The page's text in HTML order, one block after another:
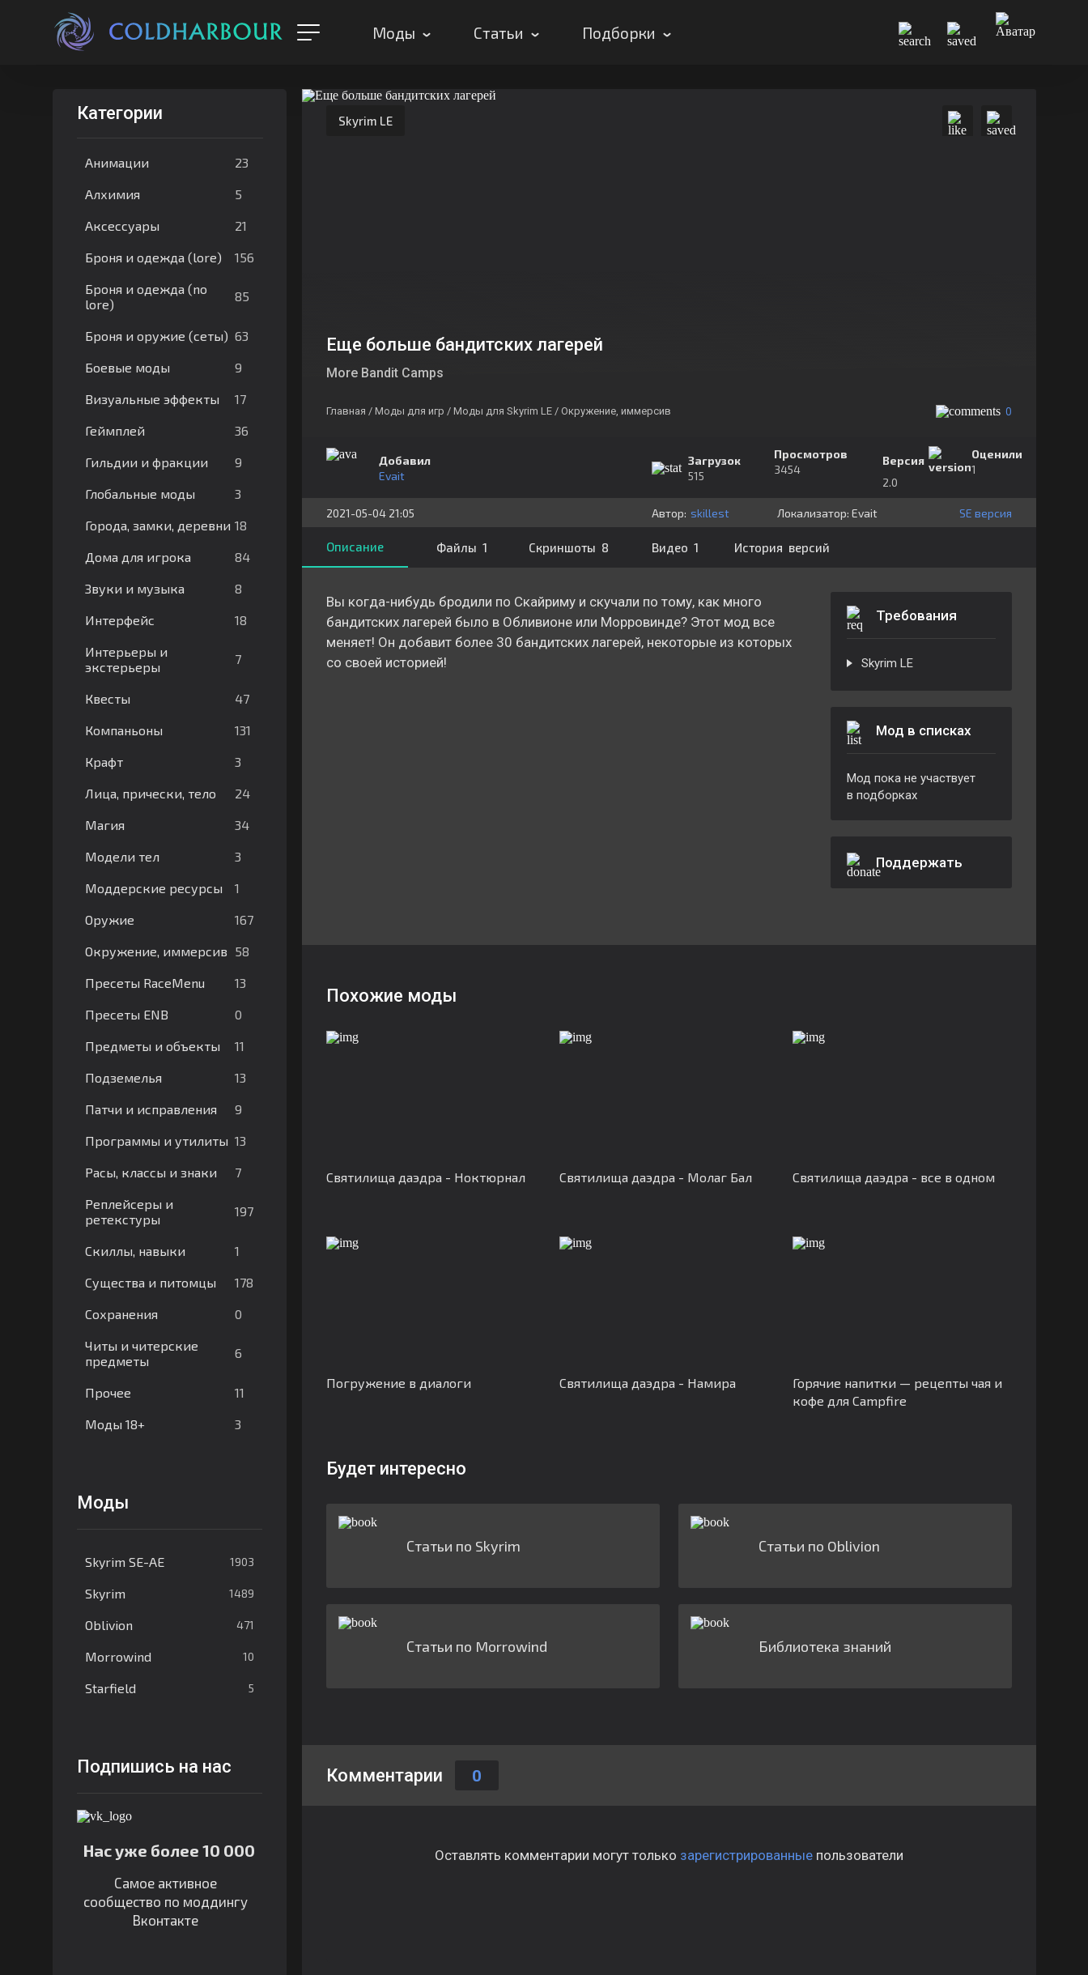
Моды Статьи Подборки
Категории
Анимации 23
Алхимия 5
Аксессуары 21
Броня и одежда (lore) 156
Броня и одежда (no
lore)
85
Броня и оружие (сеты) 63
Боевые моды 9
Визуальные эффекты 17
Геймплей 36
Гильдии и фракции 9
Глобальные моды 3
Города, замки, деревни 18
Дома для игрока 84
Звуки и музыка 8
Интерфейс 18
Интерьеры и
экстерьеры
7
Квесты 47
Компаньоны 131
Крафт 3
Лица, прически, тело 24
Магия 34
Модели тел 3
Моддерские ресурсы 1
Оружие 167
Окружение, иммерсив 58
Пресеты RaceMenu 13
Пресеты ENB 0
Предметы и объекты 11
Подземелья 13
Патчи и исправления 9
Программы и утилиты 13
Расы, классы и знаки 7
Реплейсеры и
ретекстуры
197
Скиллы, навыки 1
Существа и питомцы 178
Сохранения 0
Читы и читерские
предметы
6
Прочее 11
Моды 18+ 3
Моды
Skyrim SE-AE 1903
Skyrim 1489
Oblivion 471
Morrowind 10
Starfield 5
Подпишись на нас
Нас уже более 10 000
Самое активное
сообщество по моддингу
Вконтакте
Skyrim LE
Еще больше бандитских лагерей
More Bandit Camps
Главная / Моды для игр / Моды для Skyrim LE / Окружение, иммерсив 0
Добавил
Evait
Загрузок
515
Просмотров
3454
Версия
2.0
Оценили
1
2021-05-04 21:05 Автор: skillest Локализатор: ⁣⁣⁣Evait SE версия
Описание Файлы 1 Скриншоты 8 Видео 1 История версий
Вы когда-нибудь бродили по Скайриму и скучали по тому, как много
бандитских лагерей было в Обливионе или Морровинде? Этот мод все
меняет! Он добавит более 30 бандитских лагерей, некоторые из которых
со своей историей!
Требования
Skyrim LE
Мод в списках
Мод пока не участвует
в подборках
Поддержать
Похожие моды
Святилища даэдра - Ноктюрнал Святилища даэдра - Молаг Бал Святилища даэдра - все в одном
Погружение в диалоги Святилища даэдра - Намира
Горячие напитки — рецепты чая и
кофе для Campfire
Будет интересно
Статьи по Skyrim Статьи по Oblivion
Статьи по Morrowind Библиотека знаний
Комментарии 0
Оставлять комментарии могут только зарегистрированныепользователи